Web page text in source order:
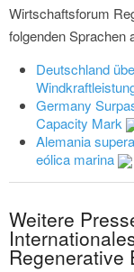
Wirtschaftsforum
folgenden Sprachen
Deutschland
Germany
Capacity Mark
Alemania
eólica marina
Weitere
Regenerative